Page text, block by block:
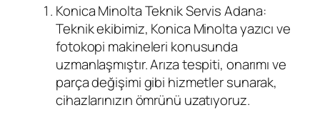
Konica Minolta Teknik Servis Adana:
Teknik ekibimiz, Konica Minolta yazıcı ve
fotokopi makineleri konusunda
uzmanlaşmıştır. Arıza tespiti, onarımı ve
parça değişimi gibi hizmetler sunarak,
cihazlarınızın ömrünü uzatıyoruz.